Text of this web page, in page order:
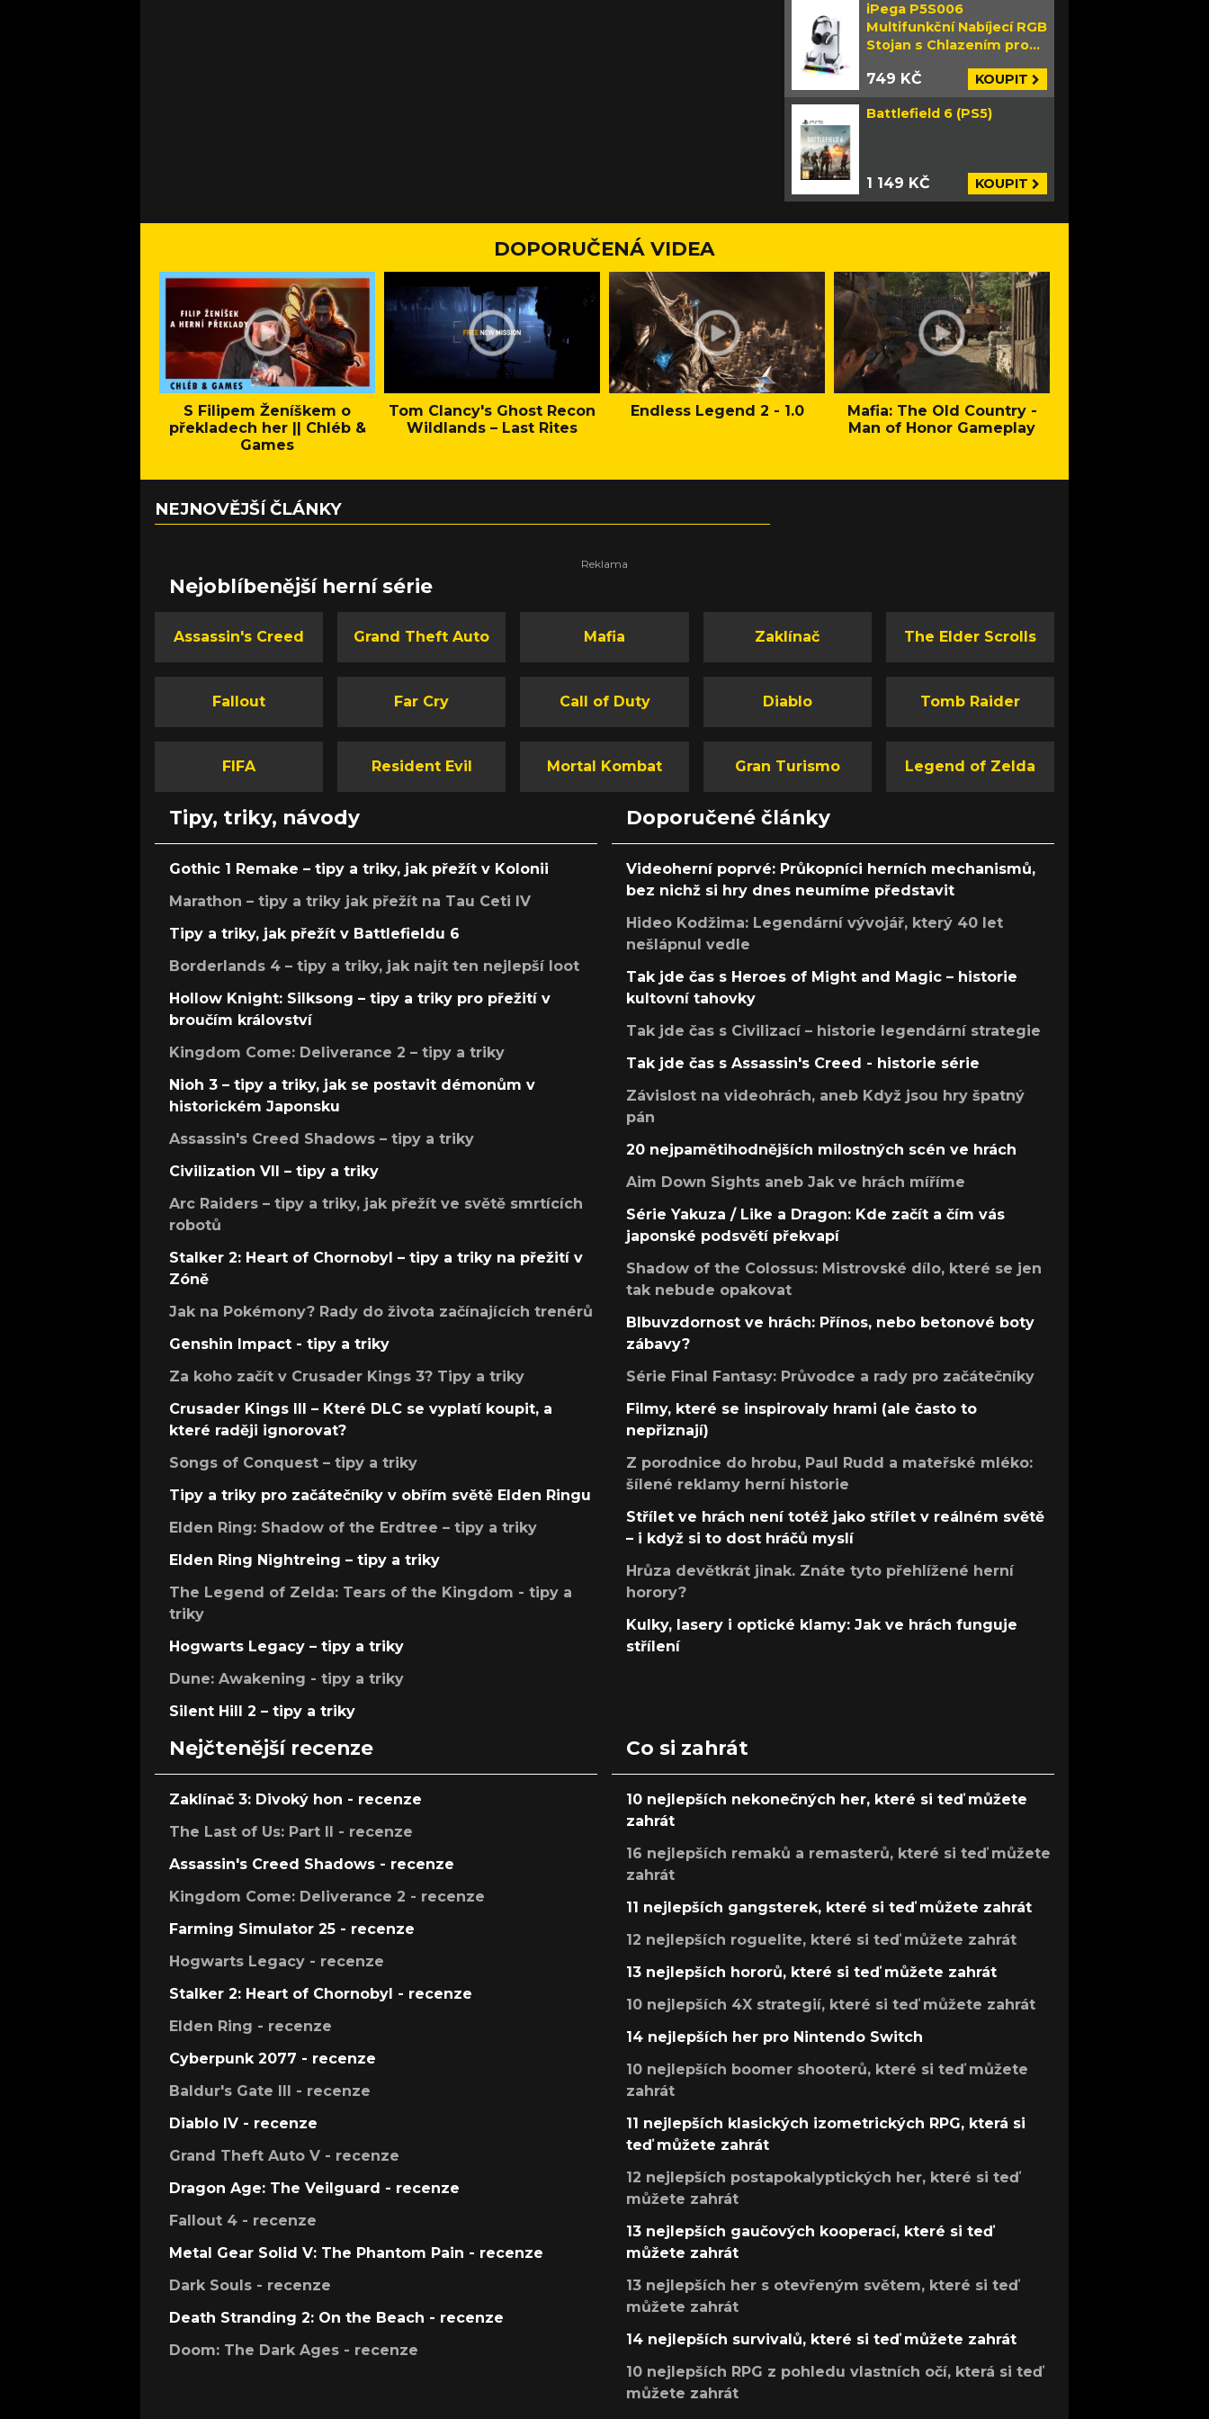
iPega P5S006
Multifunkční Nabíjecí RGB
Stojan s Chlazením pro
749 KČ KOUPIT
Battlefield 6 (PS5)
1 149 KČ KOUPIT
DOPORUČENÁ VIDEA
S Filipem Ženíškem o
překladech her || Chléb &
Games
Tom Clancy's Ghost Recon
Wildlands – Last Rites
Endless Legend 2 - 1.0
Mafia: The Old Country -
Man of Honor Gameplay
NEJNOVĚJŠÍ ČLÁNKY
Nejoblíbenější herní série
Assassin's Creed Grand Theft Auto Mafia Zaklínač The Elder Scrolls
Fallout Far Cry Call of Duty Diablo Tomb Raider
FIFA Resident Evil Mortal Kombat Gran Turismo Legend of Zelda
Tipy, triky, návody
Gothic 1 Remake – tipy a triky, jak přežít v Kolonii
Marathon – tipy a triky jak přežít na Tau Ceti IV
Tipy a triky, jak přežít v Battlefieldu 6
Borderlands 4 – tipy a triky, jak najít ten nejlepší loot
Hollow Knight: Silksong – tipy a triky pro přežití v
broučím království
Kingdom Come: Deliverance 2 – tipy a triky
Nioh 3 – tipy a triky, jak se postavit démonům v
historickém Japonsku
Assassin's Creed Shadows – tipy a triky
Civilization VII – tipy a triky
Arc Raiders – tipy a triky, jak přežít ve světě smrtících
robotů
Stalker 2: Heart of Chornobyl – tipy a triky na přežití v
Zóně
Jak na Pokémony? Rady do života začínajících trenérů
Genshin Impact - tipy a triky
Za koho začít v Crusader Kings 3? Tipy a triky
Crusader Kings III – Které DLC se vyplatí koupit, a
které raději ignorovat?
Songs of Conquest – tipy a triky
Tipy a triky pro začátečníky v obřím světě Elden Ringu
Elden Ring: Shadow of the Erdtree – tipy a triky
Elden Ring Nightreing – tipy a triky
The Legend of Zelda: Tears of the Kingdom - tipy a
triky
Hogwarts Legacy – tipy a triky
Dune: Awakening - tipy a triky
Silent Hill 2 – tipy a triky
Doporučené články
Videoherní poprvé: Průkopníci herních mechanismů,
bez nichž si hry dnes neumíme představit
Hideo Kodžima: Legendární vývojář, který 40 let
nešlápnul vedle
Tak jde čas s Heroes of Might and Magic – historie
kultovní tahovky
Tak jde čas s Civilizací – historie legendární strategie
Tak jde čas s Assassin's Creed - historie série
Závislost na videohrách, aneb Když jsou hry špatný
pán
20 nejpamětihodnějších milostných scén ve hrách
Aim Down Sights aneb Jak ve hrách míříme
Série Yakuza / Like a Dragon: Kde začít a čím vás
japonské podsvětí překvapí
Shadow of the Colossus: Mistrovské dílo, které se jen
tak nebude opakovat
Blbuvzdornost ve hrách: Přínos, nebo betonové boty
zábavy?
Série Final Fantasy: Průvodce a rady pro začátečníky
Filmy, které se inspirovaly hrami (ale často to
nepřiznají)
Z porodnice do hrobu, Paul Rudd a mateřské mléko:
šílené reklamy herní historie
Střílet ve hrách není totéž jako střílet v reálném světě
– i když si to dost hráčů myslí
Hrůza devětkrát jinak. Znáte tyto přehlížené herní
horory?
Kulky, lasery i optické klamy: Jak ve hrách funguje
střílení
Nejčtenější recenze
Zaklínač 3: Divoký hon - recenze
The Last of Us: Part II - recenze
Assassin's Creed Shadows - recenze
Kingdom Come: Deliverance 2 - recenze
Farming Simulator 25 - recenze
Hogwarts Legacy - recenze
Stalker 2: Heart of Chornobyl - recenze
Elden Ring - recenze
Cyberpunk 2077 - recenze
Baldur's Gate III - recenze
Diablo IV - recenze
Grand Theft Auto V - recenze
Dragon Age: The Veilguard - recenze
Fallout 4 - recenze
Metal Gear Solid V: The Phantom Pain - recenze
Dark Souls - recenze
Death Stranding 2: On the Beach - recenze
Doom: The Dark Ages - recenze
Co si zahrát
10 nejlepších nekonečných her, které si teď můžete
zahrát
16 nejlepších remaků a remasterů, které si teď můžete
zahrát
11 nejlepších gangsterek, které si teď můžete zahrát
12 nejlepších roguelite, které si teď můžete zahrát
13 nejlepších hororů, které si teď můžete zahrát
10 nejlepších 4X strategií, které si teď můžete zahrát
14 nejlepších her pro Nintendo Switch
10 nejlepších boomer shooterů, které si teď můžete
zahrát
11 nejlepších klasických izometrických RPG, která si
teď můžete zahrát
12 nejlepších postapokalyptických her, které si teď
můžete zahrát
13 nejlepších gaučových kooperací, které si teď
můžete zahrát
13 nejlepších her s otevřeným světem, které si teď
můžete zahrát
14 nejlepších survivalů, které si teď můžete zahrát
10 nejlepších RPG z pohledu vlastních očí, která si teď
můžete zahrát